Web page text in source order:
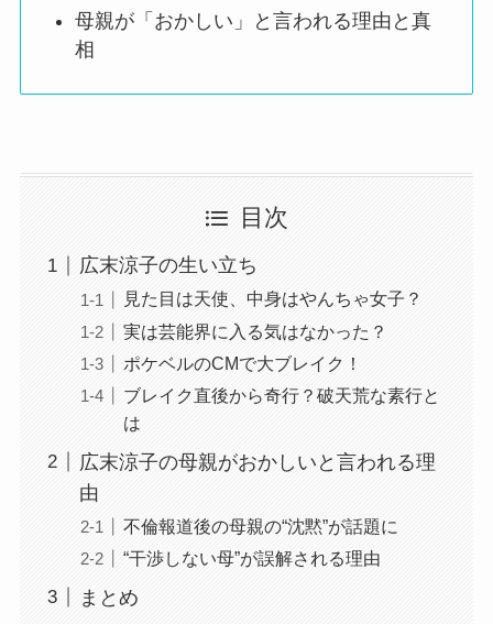
母親が「おかしい」と言われる理由と真
相
目次
広末涼子の生い立ち
見た目は天使、中身はやんちゃ女子？
実は芸能界に入る気はなかった？
ポケベルのCMで大ブレイク！
ブレイク直後から奇行？破天荒な素行と
は
広末涼子の母親がおかしいと言われる理
由
不倫報道後の母親の“沈黙”が話題に
“干渉しない母”が誤解される理由
まとめ